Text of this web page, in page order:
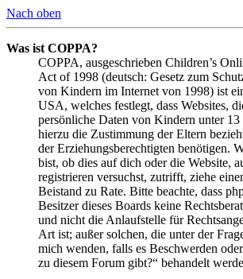
Nach oben
Was ist COPPA?
COPPA, ausgeschrieben Children’s
Act of 1998 (deutsch: Gesetz zum
von Kindern im Internet von 1998) ist
USA, welches festlegt, dass Websites,
persönliche Daten von Kindern unter 13
hierzu die Zustimmung der Eltern
der Erziehungsberechtigten benötigen.
bist, ob dies auf dich oder die Website,
registrieren versuchst, zutrifft, ziehe
Beistand zu Rate. Bitte beachte, dass
Besitzer dieses Boards keine
und nicht die Anlaufstelle für
Art ist; außer solchen, die unter der
mich wenden, falls es Beschwerden
zu diesem Forum gibt?“ behandelt